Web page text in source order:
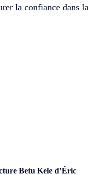
la confiance dans la
Betu Kele d’Éric